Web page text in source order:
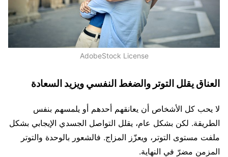
AdobeStock License
العناق يقلل التوتر والضغط النفسي ويزيد السعادة
لا يحب كل الأشخاص أن يعانقهم أحدهم أو يلمسهم بنفس
الطريقة. لكن بشكل عام، يقلل التواصل الجسدي الإيجابي بشكل
ملفت مستوى التوتر، ويعزّز المزاج. فالشعور بالوحدة والتوتر
المزمن مضرّ في النهاية.